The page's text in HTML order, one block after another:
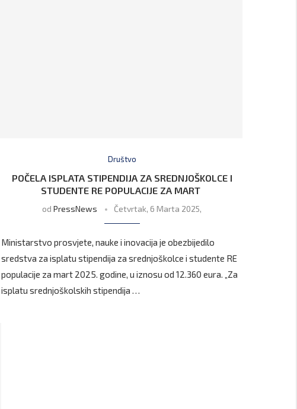
Društvo
POČELA ISPLATA STIPENDIJA ZA SREDNJOŠKOLCE I
STUDENTE RE POPULACIJE ZA MART
odPressNews Četvrtak, 6 Marta 2025,
Ministarstvo prosvjete, nauke i inovacija je obezbijedilo
sredstva za isplatu stipendija za srednjoškolce i studente RE
populacije za mart 2025. godine, u iznosu od 12.360 eura. „Za
isplatu srednjoškolskih stipendija …